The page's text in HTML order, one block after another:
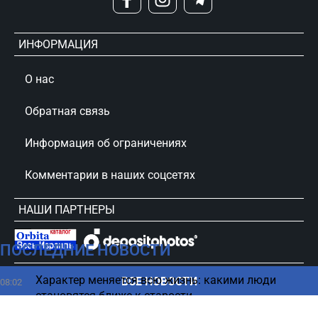
ПОСЛЕДНИЕ НОВОСТИ
08:02
Характер меняется всю жизнь: какими люди
становятся ближе к старости
ВСЕ НОВОСТИ
ИНФОРМАЦИЯ
О нас
Обратная связь
Информация об ограничениях
Комментарии в наших соцсетях
НАШИ ПАРТНЕРЫ
сursorinfo.co.il © Все права защищены